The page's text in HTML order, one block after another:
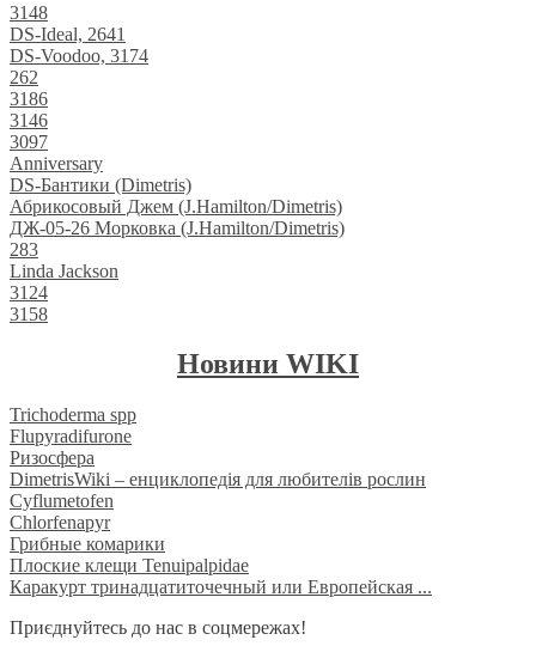
3148
DS-Ideal, 2641
DS-Voodoo, 3174
262
3186
3146
3097
Anniversary
DS-Бантики (Dimetris)
Абрикосовый Джем (J.Hamilton/Dimetris)
ДЖ-05-26 Морковка (J.Hamilton/Dimetris)
283
Linda Jackson
3124
3158
Новини WIKI
Trichoderma spp
Flupyradifurone
Ризосфера
DimetrisWiki – енциклопедія для любителів рослин
Cyflumetofen
Chlorfenapyr
Грибные комарики
Плоские клещи Tenuipalpidae
Каракурт тринадцатиточечный или Европейская ...
Приєднуйтесь до нас в соцмережах!